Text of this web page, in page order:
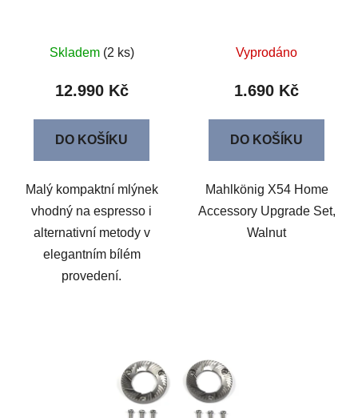
Skladem (2 ks)
12.990 Kč
DO KOŠÍKU
Malý kompaktní mlýnek
vhodný na espresso i
alternativní metody v
elegantním bílém
provedení.
Vyprodáno
1.690 Kč
DO KOŠÍKU
Mahlkönig X54 Home
Accessory Upgrade Set,
Walnut